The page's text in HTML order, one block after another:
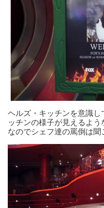
ヘルズ・キッチンを意識
ッチンの様子が見えるよ
なのでシェフ達の罵倒は聞